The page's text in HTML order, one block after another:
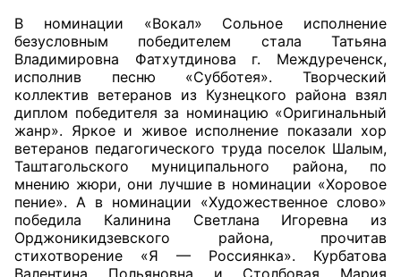
Общественные советы по проведению
независимой оценки качества условий
оказания услуг
О Палате
Структура Палаты
Комиссии
Экспертный совет ОП КО
Совет ОП КО
В номинации «Вокал» Сольное исполнение
безусловным победителем стала Татьяна
Владимировна Фатхутдинова г. Междуреченск,
исполнив песню «Субботея». Творческий
коллектив ветеранов из Кузнецкого района взял
диплом победителя за номинацию «Оригинальный
жанр». Яркое и живое исполнение показали хор
ветеранов педагогического труда поселок Шалым,
Таштагольского муниципального района, по
мнению жюри, они лучшие в номинации «Хоровое
пение». А в номинации «Художественное слово»
победила Калинина Светлана Игоревна из
Орджоникидзевского района, прочитав
стихотворение «Я — Россиянка». Курбатова
Валентина Польяновна и Столбовая Мария